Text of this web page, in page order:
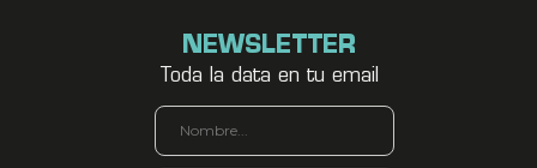
NEWSLETTER
Toda la data en tu email